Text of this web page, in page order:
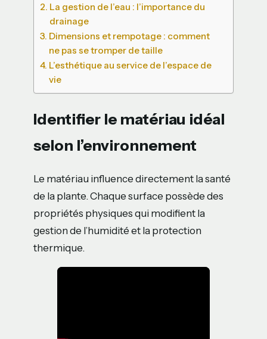
La gestion de l’eau : l’importance du
drainage
Dimensions et rempotage : comment
ne pas se tromper de taille
L’esthétique au service de l’espace de
vie
Identifier le matériau idéal
selon l’environnement
Le matériau influence directement la santé
de la plante. Chaque surface possède des
propriétés physiques qui modifient la
gestion de l’humidité et la protection
thermique.